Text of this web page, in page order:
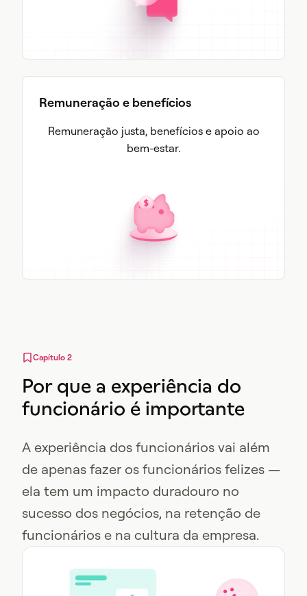
Remuneração e benefícios
Remuneração justa, benefícios e apoio ao
bem-estar.
Capítulo 2
Por que a experiência do
funcionário é importante
A experiência dos funcionários vai além
de apenas fazer os funcionários felizes —
ela tem um impacto duradouro no
sucesso dos negócios, na retenção de
funcionários e na cultura da empresa.